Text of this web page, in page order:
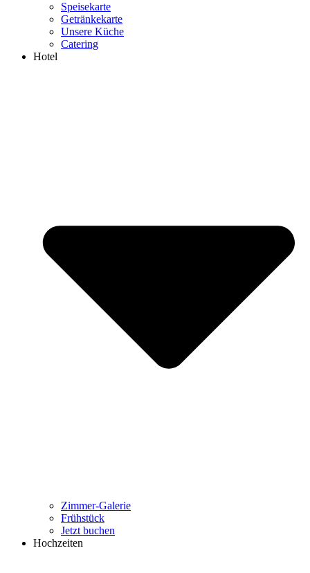
Speisekarte
Getränkekarte
Unsere Küche
Catering
Hotel
Zimmer-Galerie
Frühstück
Jetzt buchen
Hochzeiten